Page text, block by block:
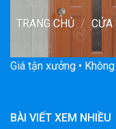
TRANG CHỦ / CỬA
Giá tận xưởng •
BÀI VIẾT XEM NHIỀU